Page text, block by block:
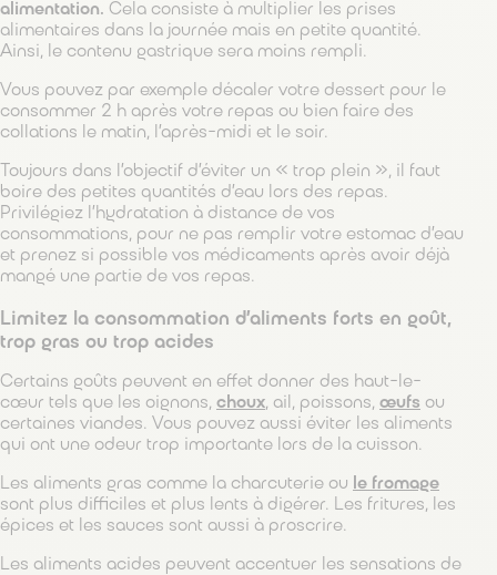
alimentation. Cela consiste à multiplier les prises
alimentaires dans la journée mais en petite quantité.
Ainsi, le contenu gastrique sera moins rempli.
Vous pouvez par exemple décaler votre dessert pour le
consommer 2 h après votre repas ou bien faire des
collations le matin, l’après-midi et le soir.
Toujours dans l’objectif d’éviter un « trop plein », il faut
boire des petites quantités d’eau lors des repas.
Privilégiez l’hydratation à distance de vos
consommations, pour ne pas remplir votre estomac d’eau
et prenez si possible vos médicaments après avoir déjà
mangé une partie de vos repas.
Limitez la consommation d’aliments forts en goût,
trop gras ou trop acides
Certains goûts peuvent en effet donner des haut-le-
cœur tels que les oignons, choux, ail, poissons, œufs ou
certaines viandes. Vous pouvez aussi éviter les aliments
qui ont une odeur trop importante lors de la cuisson.
Les aliments gras comme la charcuterie ou le fromage
sont plus difficiles et plus lents à digérer. Les fritures, les
épices et les sauces sont aussi à proscrire.
Les aliments acides peuvent accentuer les sensations de